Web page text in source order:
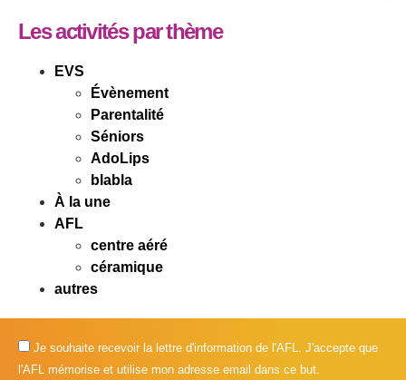
Les activités par thème
EVS
Évènement
Parentalité
Séniors
AdoLips
blabla
À la une
AFL
centre aéré
céramique
autres
Je souhaite recevoir la lettre d'information de l'AFL. J'accepte que
l'AFL mémorise et utilise mon adresse email dans ce but.